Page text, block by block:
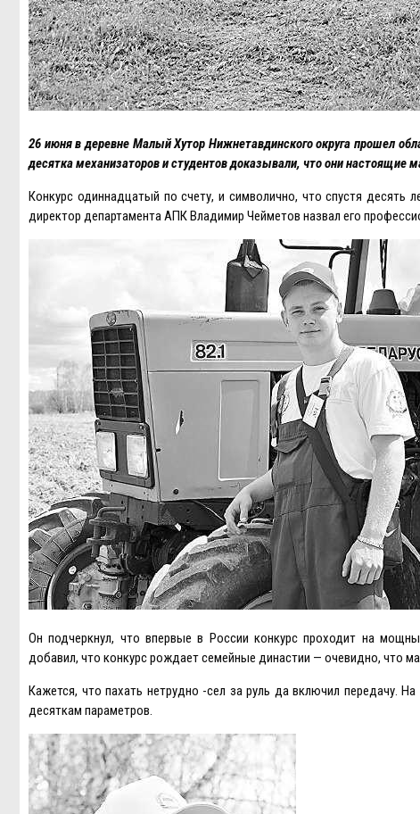
26 июня в деревне Малый Хутор Нижнетавдинского округа прошел
десятка механизаторов и студентов доказывали, что они настоящие
Конкурс одиннадцатый по счету, и символично, что спустя десять
директор департамента АПК Владимир Чейметов назвал его
Он подчеркнул, что впервые в России конкурс проходит на
добавил, что конкурс рождает семейные династии — очевидно, что
Кажется, что пахать нетрудно -сел за руль да включил передачу.
десяткам параметров.